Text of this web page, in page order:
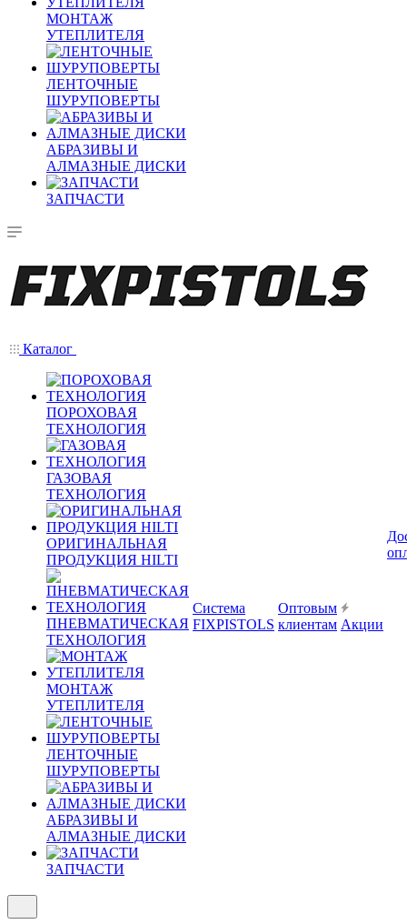
МОНТАЖ
УТЕПЛИТЕЛЯ
ЛЕНТОЧНЫЕ
ШУРУПОВЕРТЫ
АБРАЗИВЫ И
АЛМАЗНЫЕ ДИСКИ
ЗАПЧАСТИ
Каталог
ПОРОХОВАЯ
ТЕХНОЛОГИЯ
ГАЗОВАЯ
ТЕХНОЛОГИЯ
ОРИГИНАЛЬНАЯ
ПРОДУКЦИЯ HILTI
ПНЕВМАТИЧЕСКАЯ
ТЕХНОЛОГИЯ
МОНТАЖ
УТЕПЛИТЕЛЯ
ЛЕНТОЧНЫЕ
ШУРУПОВЕРТЫ
АБРАЗИВЫ И
АЛМАЗНЫЕ ДИСКИ
ЗАПЧАСТИ
Система
FIXPISTOLS
Оптовым
клиентам Акции